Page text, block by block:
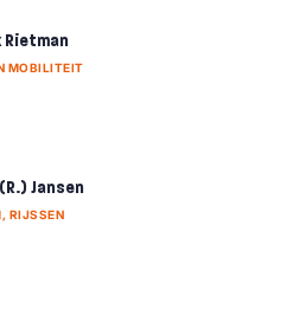
Rietman
MOBILITEIT
Jansen
RIJSSEN